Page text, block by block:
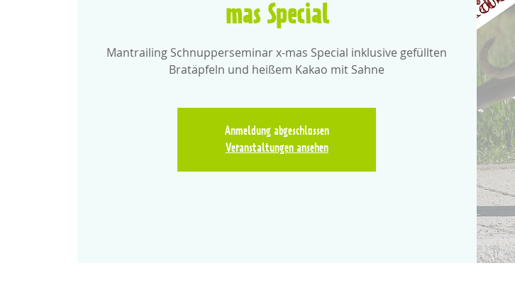
mas Special
Mantrailing Schnupperseminar x-mas Special inklusive gefüllten
Bratäpfeln und heißem Kakao mit Sahne
Anmeldung abgeschlossen
Veranstaltungen ansehen